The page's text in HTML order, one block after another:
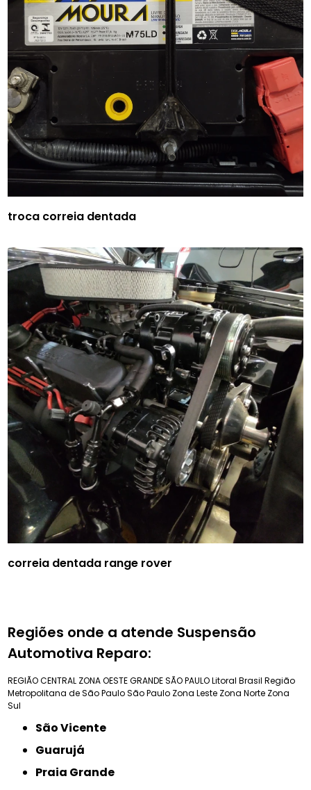
troca correia dentada
correia dentada range rover
Regiões onde a atende Suspensão
Automotiva Reparo:
REGIÃO CENTRAL ZONA OESTEGRANDE SÃO PAULOLitoral Brasil Região
Metropolitana de São PauloSão Paulo Zona Leste Zona Norte Zona
Sul
São Vicente
Guarujá
Praia Grande